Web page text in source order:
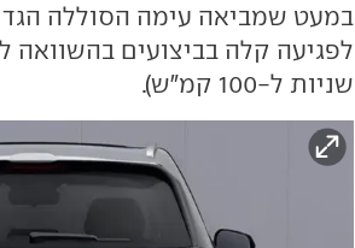
במעט שמביאה עימה הסוללה
שניות ל-100 קמ"ש).